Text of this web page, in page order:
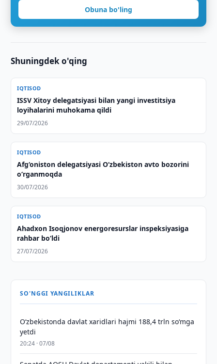
Obuna bo'ling
Shuningdek o'qing
IQTISOD
ISSV Xitoy delegatsiyasi bilan yangi investitsiya
loyihalarini muhokama qildi
29/07/2026
IQTISOD
Afg‘oniston delegatsiyasi O‘zbekiston avto bozorini
o‘rganmoqda
30/07/2026
IQTISOD
Ahadxon Isoqjonov energoresurslar inspeksiyasiga
rahbar bo‘ldi
27/07/2026
SO'NGGI YANGILIKLAR
O‘zbekistonda davlat xaridlari hajmi 188,4 trln so‘mga
yetdi
20:24 · 07/08